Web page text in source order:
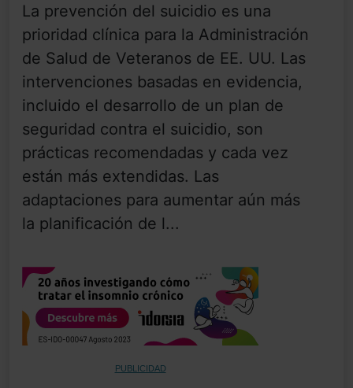
La prevención del suicidio es una
prioridad clínica para la Administración
de Salud de Veteranos de EE. UU. Las
intervenciones basadas en evidencia,
incluido el desarrollo de un plan de
seguridad contra el suicidio, son
prácticas recomendadas y cada vez
están más extendidas. Las
adaptaciones para aumentar aún más
la planificación de l...
PUBLICIDAD